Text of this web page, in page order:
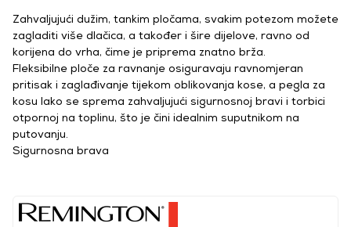
Zahvaljujući dužim, tankim pločama, svakim potezom možete
zagladiti više dlačica, a također i šire dijelove, ravno od
korijena do vrha, čime je priprema znatno brža.
Fleksibilne ploče za ravnanje osiguravaju ravnomjeran
pritisak i zaglađivanje tijekom oblikovanja kose, a pegla za
kosu lako se sprema zahvaljujući sigurnosnoj bravi i torbici
otpornoj na toplinu, što je čini idealnim suputnikom na
putovanju.
Sigurnosna brava